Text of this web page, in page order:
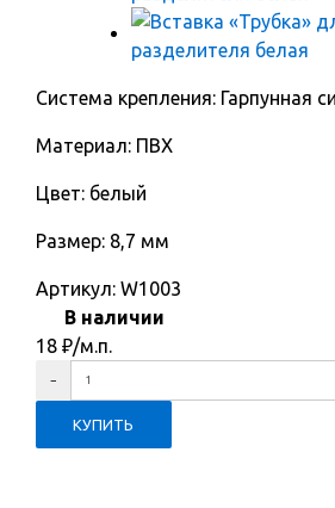
Система крепления: Гарпунная
Материал: ПВХ
Цвет: белый
Размер: 8,7 мм
Артикул: W1003
В наличии
18 ₽/м.п.